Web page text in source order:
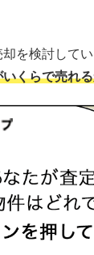
を検討してい
くらで売れ